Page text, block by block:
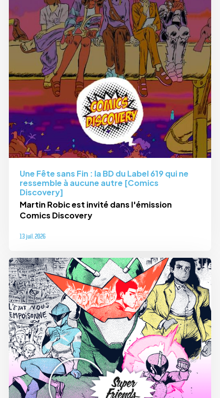
Une Fête sans Fin : la BD du Label 619 qui ne
ressemble à aucune autre [Comics
Discovery]
Martin Robic est invité dans l'émission
Comics Discovery
13 juil. 2026